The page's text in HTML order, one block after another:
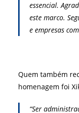
essencial.
este marco.
e empresas
Quem também
homenagem foi
“Ser